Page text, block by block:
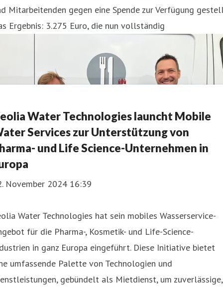
Mitarbeitenden gegen eine Spende zur Verfügung
Ergebnis: 3.275 Euro, die nun vollständig
Water Technologies launcht Mobile
Services zur Unterstützung von
und Life Science-Unternehmen in
November 2024 16:39
Water Technologies hat sein mobiles Wasserservice-
für die Pharma-, Kosmetik- und Life-Science-
in ganz Europa eingeführt. Diese Initiative bietet
umfassende Palette von Technologien und
gebündelt als Mietdienst, um zuverlässige,